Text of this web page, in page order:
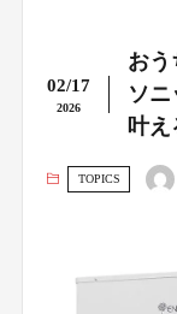
02/17
2026
おう
ソ
叶え
TOPICS